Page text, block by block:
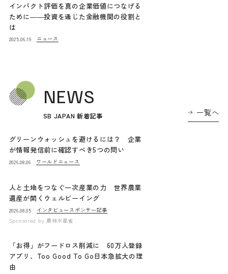
インパクト評価を真の企業価値につなげる
ために――投資を通じた金融機関の役割と
は
2025.06.19 ニュース
NEWS
SB JAPAN 新着記事 一覧へ
グリーンウォッシュを避けるには？ 企業
が情報発信前に確認すべき5つの問い
2026.08.06 ワールドニュース
人と土地をつなぐ一次産業の力 世界農業
遺産が開くウェルビーイング
2026.08.05 インタビュー スポンサー記事
Sponsored by 農林水産省
「お得」がフードロス削減に 60万人登録
アプリ、Too Good To Go日本急拡大の理
由